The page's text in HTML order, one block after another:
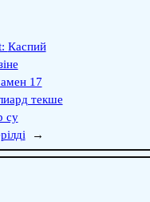
Каспий
17
текше
су
→